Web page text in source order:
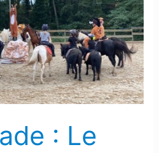
: Le